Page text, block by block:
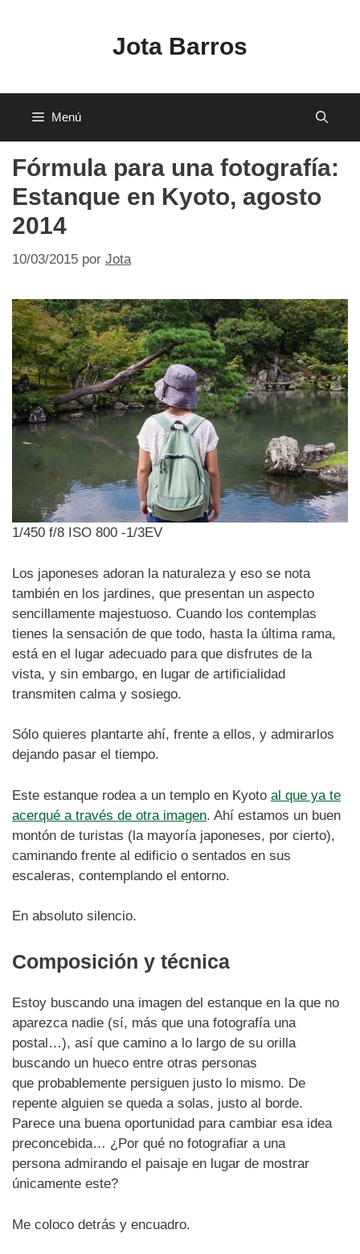
Jota Barros
Menú
Fórmula para una fotografía:
Estanque en Kyoto, agosto
2014
10/03/2015 por Jota
1/450 f/8 ISO 800 -1/3EV
Los japoneses adoran la naturaleza y eso se nota
también en los jardines, que presentan un aspecto
sencillamente majestuoso. Cuando los contemplas
tienes la sensación de que todo, hasta la última rama,
está en el lugar adecuado para que disfrutes de la
vista, y sin embargo, en lugar de artificialidad
transmiten calma y sosiego.
Sólo quieres plantarte ahí, frente a ellos, y admirarlos
dejando pasar el tiempo.
Este estanque rodea a un templo en Kyoto al que ya te
acerqué a través de otra imagen. Ahí estamos un buen
montón de turistas (la mayoría japoneses, por cierto),
caminando frente al edificio o sentados en sus
escaleras, contemplando el entorno.
En absoluto silencio.
Composición y técnica
Estoy buscando una imagen del estanque en la que no
aparezca nadie (sí, más que una fotografía una
postal…), así que camino a lo largo de su orilla
buscando un hueco entre otras personas
que probablemente persiguen justo lo mismo. De
repente alguien se queda a solas, justo al borde.
Parece una buena oportunidad para cambiar esa idea
preconcebida… ¿Por qué no fotografiar a una
persona admirando el paisaje en lugar de mostrar
únicamente este?
Me coloco detrás y encuadro.